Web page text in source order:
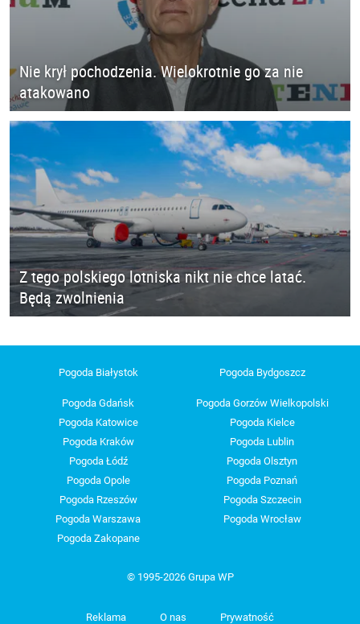
Nie krył pochodzenia. Wielokrotnie go za nie
atakowano
Z tego polskiego lotniska nikt nie chce latać.
Będą zwolnienia
Pogoda Białystok Pogoda Bydgoszcz
Pogoda Gdańsk
Pogoda Gorzów Wielkopolski
Pogoda Katowice
Pogoda Kielce
Pogoda Kraków
Pogoda Lublin
Pogoda Łódź
Pogoda Olsztyn
Pogoda Opole
Pogoda Poznań
Pogoda Rzeszów
Pogoda Szczecin
Pogoda Warszawa
Pogoda Wrocław
Pogoda Zakopane
© 1995-2026 Grupa WP
Reklama O nas Prywatność